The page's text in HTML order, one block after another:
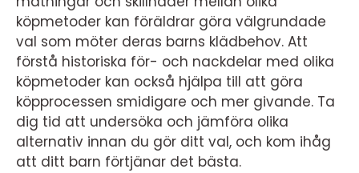
köpmetoder kan föräldrar göra välgrundade
val som möter deras barns klädbehov. Att
förstå historiska för- och nackdelar med olika
köpmetoder kan också hjälpa till att göra
köpprocessen smidigare och mer givande. Ta
dig tid att undersöka och jämföra olika
alternativ innan du gör ditt val, och kom ihåg
att ditt barn förtjänar det bästa.